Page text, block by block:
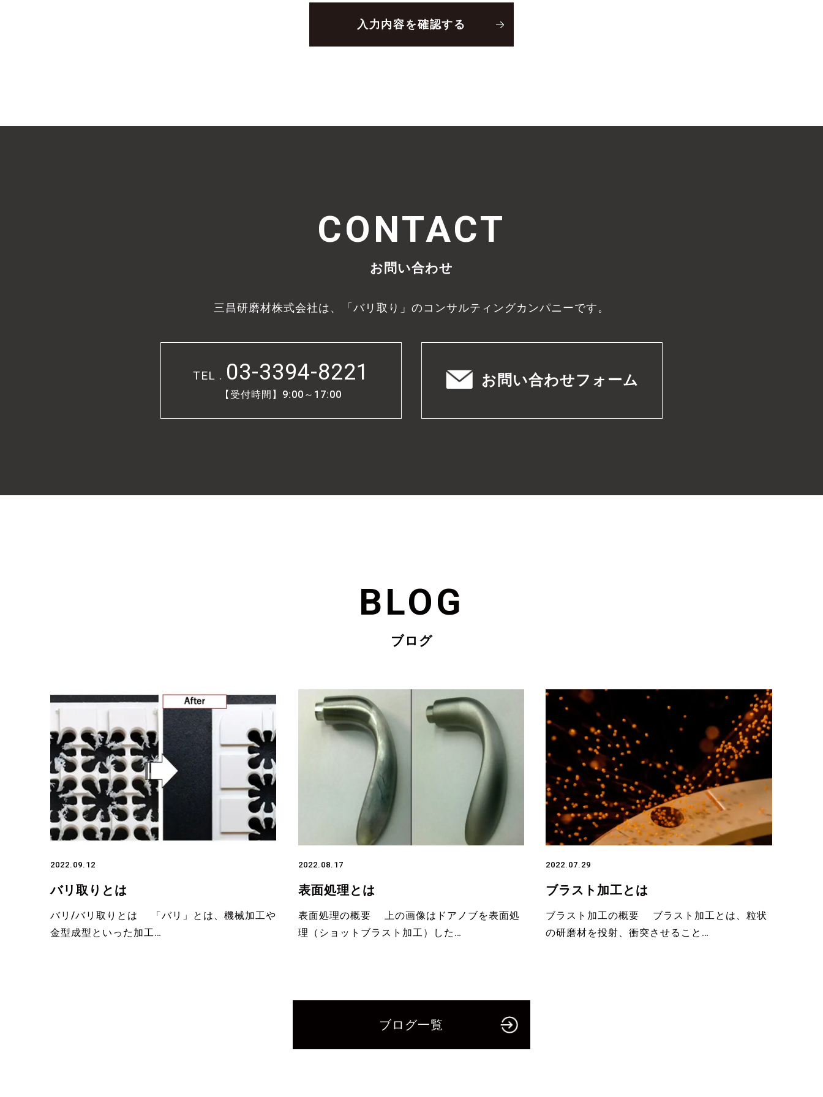
CONTACT
お問い合わせ
三昌研磨材株式会社は、「バリ取り」のコンサルティングカンパニーです。
TEL . 03-3394-8221
【受付時間】9:00～17:00
お問い合わせフォーム
BLOG
ブログ
2022.09.12
バリ取りとは
バリ/バリ取りとは 「バリ」とは、機械加工や
金型成型といった加工…
2022.08.17
表面処理とは
表面処理の概要 上の画像はドアノブを表面処
理（ショットブラスト加工）した…
2022.07.29
ブラスト加工とは
ブラスト加工の概要 ブラスト加工とは、粒状
の研磨材を投射、衝突させること…
ブログ一覧